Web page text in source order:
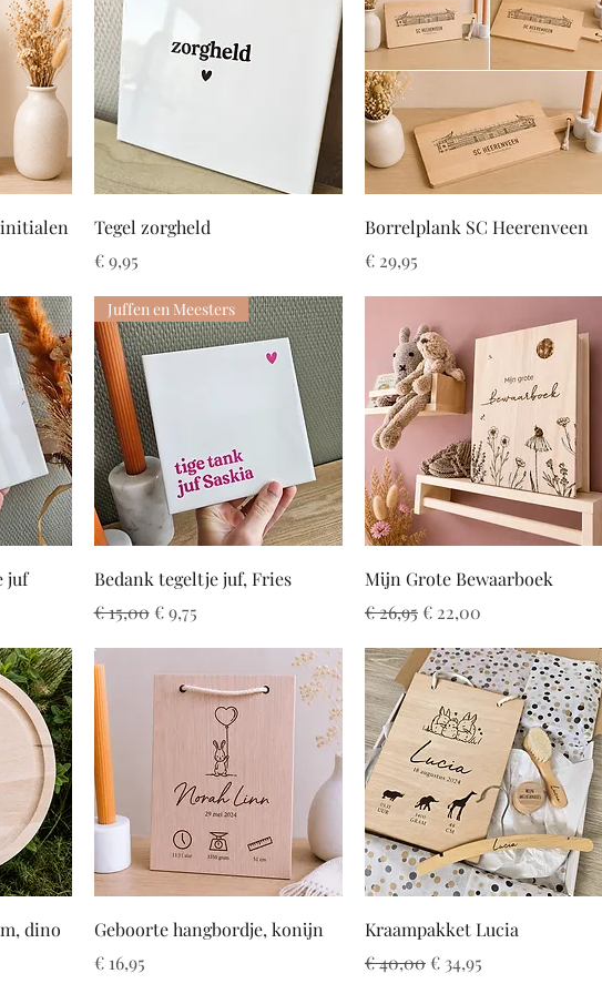
Snel overzicht
Tegel zorgheld
Prijs
€ 9,95
Snel overzicht
Borrelplank SC Heerenveen
Prijs
€ 29,95
juf
Snel overzicht
Juffen en Meesters
Bedank tegeltje juf, Fries
Normale prijs
€ 15,00 Verkoopprijs
€ 9,75
Snel overzicht
Mijn Grote Bewaarboek
Normale prijs
€ 26,95Verkoopprijs
€ 22,00
dino
Snel overzicht
Geboorte hangbordje, konijn
Prijs
€ 16,95
Snel overzicht
Kraampakket Lucia
Normale prijs
€ 40,00Verkoopprijs
€ 34,95